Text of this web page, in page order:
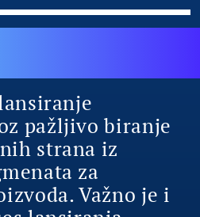
pažljivo biranje
strana iz
za
Važno je i